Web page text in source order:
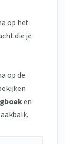
op het
die je
op de
en